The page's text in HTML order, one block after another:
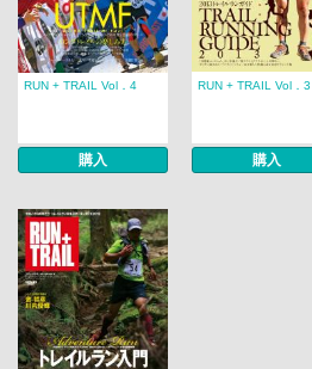
RUN + TRAIL Vol．4
購入
RUN + TRAIL Vol．3
購入